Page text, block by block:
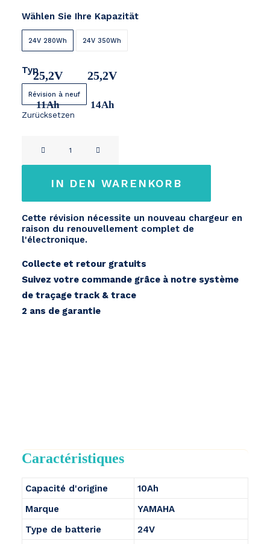
bis
€ 359
Wählen Sie Ihre Kapazität
24V 280Wh
25,2V
11Ah
24V 350Wh
25,2V
14Ah
Typ
Révision à neuf
Zurücksetzen
E0
24V
IN DEN WARENKORB
Cette révision nécessite un nouveau chargeur en
raison du renouvellement complet de
l'électronique.
Collecte et retour gratuits
Suivez votre commande grâce à notre système
de traçage track & trace
2 ans de garantie
Caractéristiques
Capacité d'origine
10Ah
Marque
YAMAHA
Type de batterie
24V